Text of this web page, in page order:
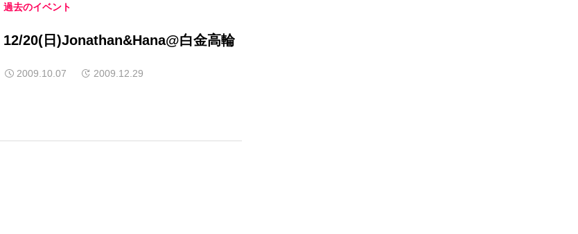
過去のイベント
12/20(日)Jonathan&Hana@白金高輪
2009.10.07 2009.12.29